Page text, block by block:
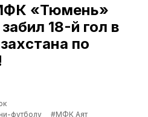
«Тюмень»
18-й гол в
по
футболу
#МФК Аят